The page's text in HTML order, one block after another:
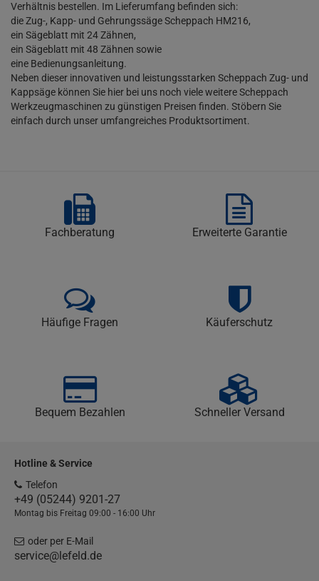
Verhältnis bestellen. Im Lieferumfang befinden sich:
die Zug-, Kapp- und Gehrungssäge Scheppach HM216,
ein Sägeblatt mit 24 Zähnen,
ein Sägeblatt mit 48 Zähnen sowie
eine Bedienungsanleitung.
Neben dieser innovativen und leistungsstarken Scheppach Zug- und
Kappsäge können Sie hier bei uns noch viele weitere Scheppach
Werkzeugmaschinen zu günstigen Preisen finden. Stöbern Sie
einfach durch unser umfangreiches Produktsortiment.
Fachberatung Erweiterte Garantie
Häufige Fragen Käuferschutz
Bequem Bezahlen Schneller Versand
Hotline & Service
Telefon
+49 (05244) 9201-27
Montag bis Freitag 09:00 - 16:00 Uhr
oder per E-Mail
service@lefeld.de